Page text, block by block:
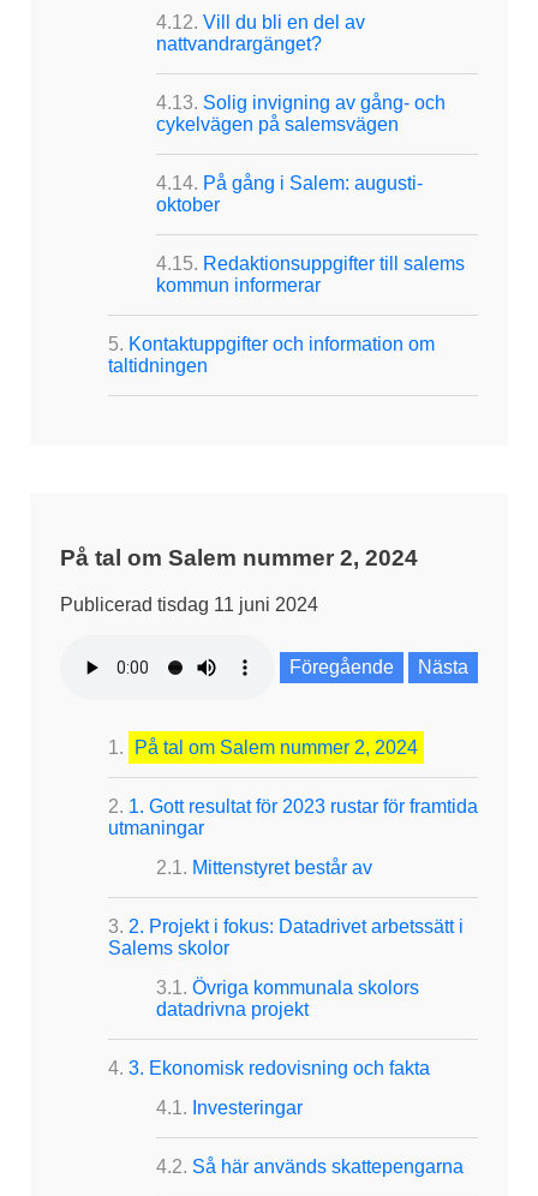
Vill du bli en del av
nattvandrargänget?
Solig invigning av gång- och
cykelvägen på salemsvägen
På gång i Salem: augusti-
oktober
Redaktionsuppgifter till salems
kommun informerar
Kontaktuppgifter och information om
taltidningen
På tal om Salem nummer 2, 2024
Publicerad tisdag 11 juni 2024
Föregående Nästa
På tal om Salem nummer 2, 2024
1. Gott resultat för 2023 rustar för framtida
utmaningar
Mittenstyret består av
2. Projekt i fokus: Datadrivet arbetssätt i
Salems skolor
Övriga kommunala skolors
datadrivna projekt
3. Ekonomisk redovisning och fakta
Investeringar
Så här används skattepengarna